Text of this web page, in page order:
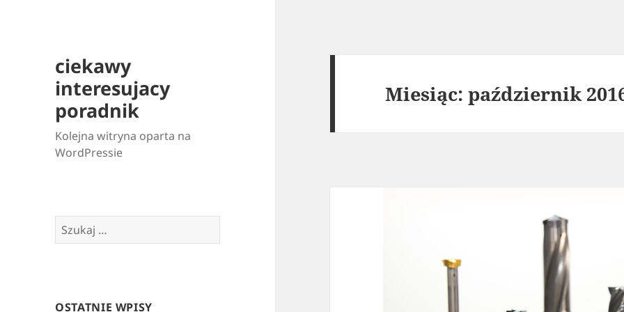
ciekawy
interesujacy
poradnik
Kolejna witryna oparta na
WordPressie
Szukaj:
OSTATNIE WPISY
Miesiąc:październik